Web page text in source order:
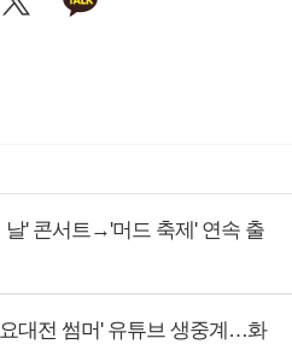
날' 콘서트→'머드 축제' 연속 출
요대전 썸머' 유튜브 생중계…화